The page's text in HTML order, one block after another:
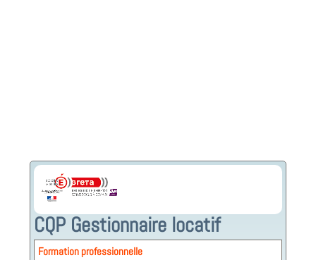
CQP Gestionnaire locatif
Formation professionnelle